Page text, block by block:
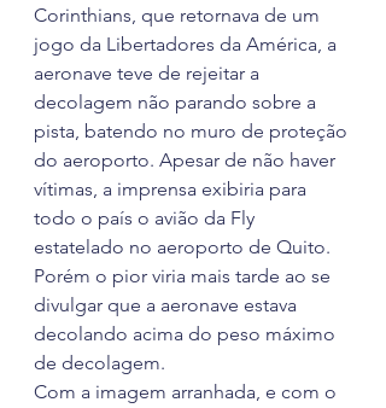
Corinthians, que retornava de um
jogo da Libertadores da América, a
aeronave teve de rejeitar a
decolagem não parando sobre a
pista, batendo no muro de proteção
do aeroporto. Apesar de não haver
vítimas, a imprensa exibiria para
todo o país o avião da Fly
estatelado no aeroporto de Quito.
Porém o pior viria mais tarde ao se
divulgar que a aeronave estava
decolando acima do peso máximo
de decolagem.
Com a imagem arranhada, e com o